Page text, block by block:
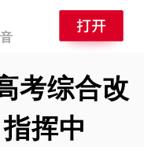
考综合改
挥中